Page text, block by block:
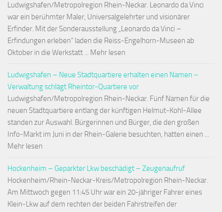
Ludwigshafen/Metropolregion Rhein-Neckar. Leonardo da Vinci
war ein berühmter Maler, Universalgelehrter und visionärer
Erfinder. Mit der Sonderausstellung „Leonardo da Vinci –
Erfindungen erleben“ laden die Reiss-Engelhorn-Museen ab
Oktober in die Werkstatt ... Mehr lesen
Ludwigshafen – Neue Stadtquartiere erhalten einen Namen –
Verwaltung schlägt Rheintor-Quartiere vor
Ludwigshafen/Metropolregion Rhein-Neckar. Fünf Namen für die
neuen Stadtquartiere entlang der künftigen Helmut-Kohl-Allee
standen zur Auswahl. Bürgerinnen und Bürger, die den großen
Info-Markt im Juni in der Rhein-Galerie besuchten, hatten einen ...
Mehr lesen
Hockenheim – Geparkter Lkw beschädigt – Zeugenaufruf
Hockenheim/Rhein-Neckar-Kreis/Metropolregion Rhein-Neckar.
Am Mittwoch gegen 11:45 Uhr war ein 20-jähriger Fahrer eines
Klein-Lkw auf dem rechten der beiden Fahrstreifen der